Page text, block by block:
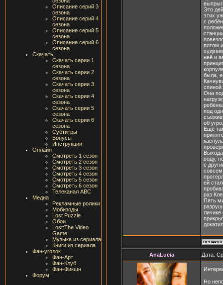
Описание серий 3
сезона
Описание серий 4
сезона
Описание серий 5
сезона
Описание серий 6
сезона
Скачать
Скачать серии 1
сезона
Скачать серии 2
сезона
Скачать серии 3
сезона
Скачать серии 4
сезона
Скачать серии 5
сезона
Скачать серии 6
сезона
Субтитры
Бонусы
Инструкции
Онлайн
Смотреть 1 сезон
Смотреть 2 сезон
Смотреть 3 сезон
Смотреть 4 сезон
Смотреть 5 сезон
Смотреть 6 сезон
Телеканал ABC
Медиа
Рекламные ролики
Мобизоды
Lost Puzzle
Обои
Lost:The Video
Game
Музыка из сериала
Книги из сериала
Фан-уголок
Фан-Арт
Фан-Клуб
Фан-Фикшн
Форум
Это
этих
с
потом
худшим
неё и
была,
Она
под
об
Ещё
воду,
с
совсем
ей
раз
Пять
AnaLucia Дата:
Но